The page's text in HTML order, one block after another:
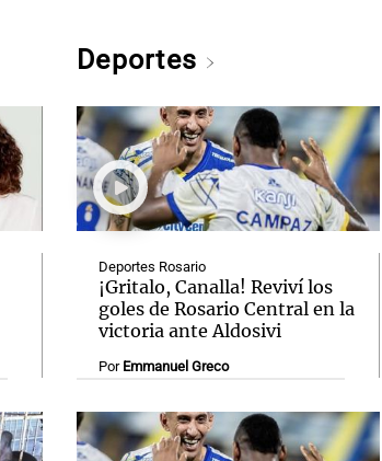
Deportes
Deportes Rosario
¡Gritalo, Canalla! Reviví los
goles de Rosario Central en la
victoria ante Aldosivi
Por Emmanuel Greco